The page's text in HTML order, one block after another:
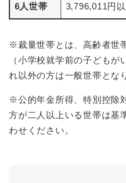
6人世帯 3,796,011円
※裁量世帯とは、高齢者世
（小学校就学前の子ども
れ以外の方は一般世帯とな
※公的年金所得、特別控除
方が二人以上いる世帯は基
わせください。